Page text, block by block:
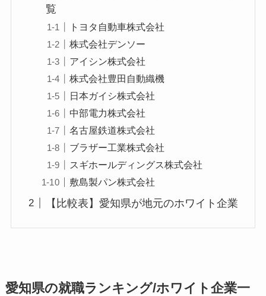
覧
トヨタ自動車株式会社
株式会社デンソー
アイシン株式会社
株式会社豊田自動織機
日本ガイシ株式会社
中部電力株式会社
名古屋鉄道株式会社
ブラザー工業株式会社
スギホールディングス株式会社
敷島製パン株式会社
【比較表】愛知県が地元のホワイト企業
愛知県の就職ランキング/ホワイト企業一